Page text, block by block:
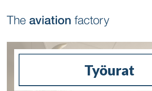
Työurat